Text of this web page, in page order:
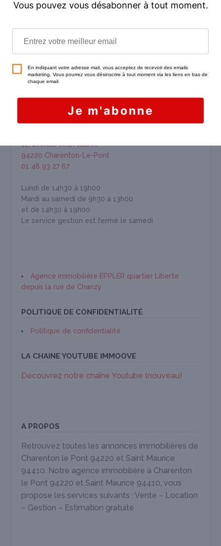
HORAIRES & INFORMATION
12, avenue Jean Jaurès
94220 Charenton-Le-Pont
01 48 93 27 67
Lundi de 14h30 à 19h00
Mardi au samedi de 9h30 à 13h00
et de 14h30 à 19h00
Le service gestion est fermé le samedi
Agence immobilière EPPLER quartier Liberte
depuis la rue de Chanzy
POLITIQUE DE CONFIDENTIALITÉ
Politique de confidentialité
LA CHAINE YOUTUBE IMMOOVE
Découvrez notre chaîne Youtube (nouveau)
A PROPOS
Retrouvez toutes les annonces immobilières de
Charenton le Pont 94220 et Saint Maurice
94410. Notre agence immobilière à Charenton
le Pont 94220 et Saint Maurice 94410, vous
propose les services suivants : Vente – Location
– Gestion – Estimation gratuite